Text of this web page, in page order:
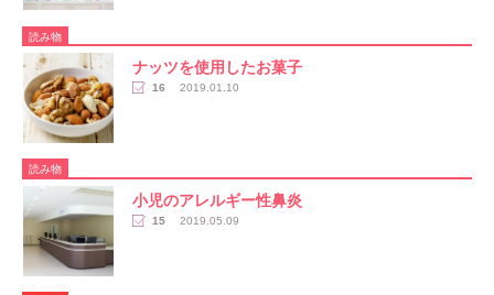
読み物
ナッツを使用したお菓子
16 2019.01.10
読み物
小児のアレルギー性鼻炎
15 2019.05.09